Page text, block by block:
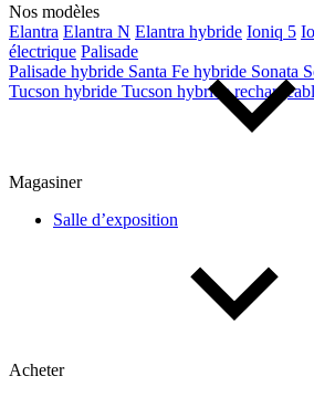
Nos modèles
Elantra Elantra N Elantra hybride Ioniq 5
électrique Palisade
Palisade hybride Santa Fe hybride Sonata
Tucson hybride Tucson hybride
Magasiner
Salle d’exposition
Acheter